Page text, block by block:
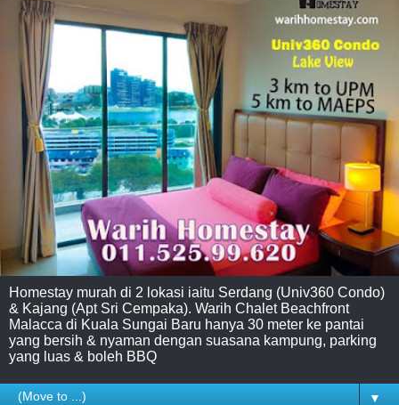
Homestay murah di 2 lokasi iaitu Serdang (Univ360 Condo)
& Kajang (Apt Sri Cempaka). Warih Chalet Beachfront
Malacca di Kuala Sungai Baru hanya 30 meter ke pantai
yang bersih & nyaman dengan suasana kampung, parking
yang luas & boleh BBQ
▼